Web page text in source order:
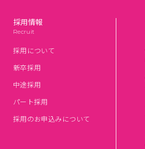
採用情報
Recruit
採用について
新卒採用
中途採用
パート採用
採用のお申込みについて